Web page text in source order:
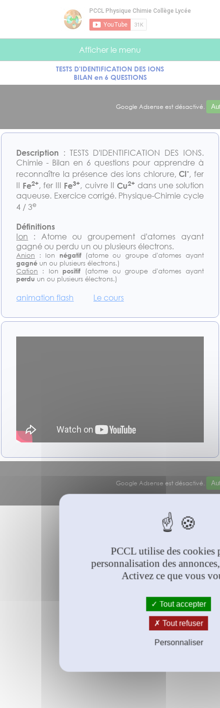
Afficher le menu
TESTS D'IDENTIFICATION DES IONS
BILAN en 6 QUESTIONS
Google Adsense est désactivé.
Description : TESTS D'IDENTIFICATION DES IONS.
Chimie - Bilan en 6 questions pour apprendre à
reconnaître la présence des ions chlorure,Cl-, fer
II Fe2+, fer III Fe3+, cuivre II Cu2+ dans une solution
aqueuse. Exercice corrigé. Physique-Chimie cycle
4 / 3e
Définitions
Ion : Atome ou groupement d'atomes ayant
gagné ou perdu un ou plusieurs électrons.
Anion : Ion négatif(atome ou groupe d'atomes ayant
gagné un ou plusieurs électrons.)
Cation : Ion positif (atome ou groupe d'atomes ayant
perdu un ou plusieurs électrons.)
animation flash Le cours
Google Adsense est désactivé.
PCCL utilise des cookies
personnalisation des
Activez ce que vous
Tout accepter
Tout refuser
Personnaliser